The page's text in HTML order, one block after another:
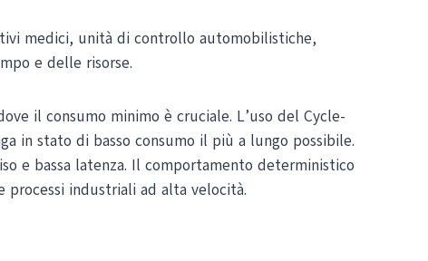
medici, unità di controllo automobilistiche,
e delle risorse.
il consumo minimo è cruciale. L’uso del Cycle-
in stato di basso consumo il più a lungo possibile.
e bassa latenza. Il comportamento deterministico
industriali ad alta velocità.